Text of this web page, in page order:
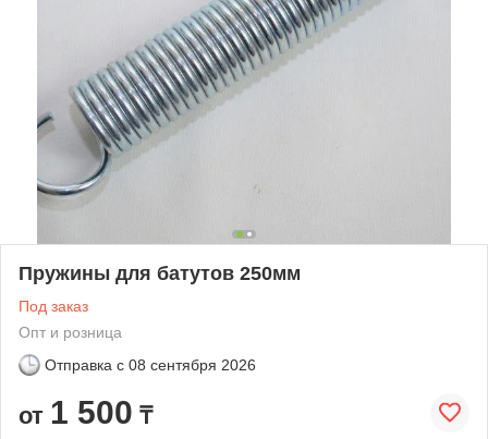
Пружины для батутов 250мм
Под заказ
Опт и розница
Отправка с 08 сентября 2026
от 1 500 ₸